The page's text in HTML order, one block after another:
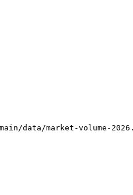
data/market-volume-